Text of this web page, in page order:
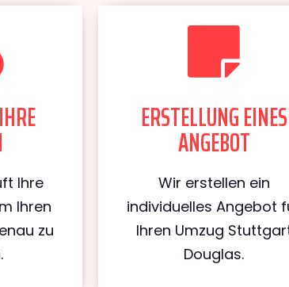
Ihre
Ihren
zu
ERSTELLUNG EINES
ANGEBOT
Wir erstellen ein
individuelles Angebot
Ihren Umzug
Douglas.